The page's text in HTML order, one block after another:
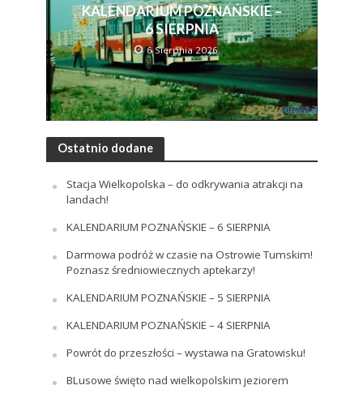
KALENDARIUM POZNAŃSKIE –
6 SIERPNIA
6 Sierpnia 2026
Ostatnio dodane
Stacja Wielkopolska – do odkrywania atrakcji na
landach!
KALENDARIUM POZNAŃSKIE – 6 SIERPNIA
Darmowa podróż w czasie na Ostrowie Tumskim!
Poznasz średniowiecznych aptekarzy!
KALENDARIUM POZNAŃSKIE – 5 SIERPNIA
KALENDARIUM POZNAŃSKIE – 4 SIERPNIA
Powrót do przeszłości – wystawa na Gratowisku!
BLusowe święto nad wielkopolskim jeziorem